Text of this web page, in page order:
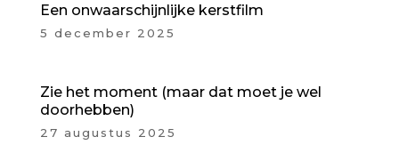
Een onwaarschijnlijke kerstfilm
5 december 2025
Zie het moment (maar dat moet je wel
doorhebben)
27 augustus 2025